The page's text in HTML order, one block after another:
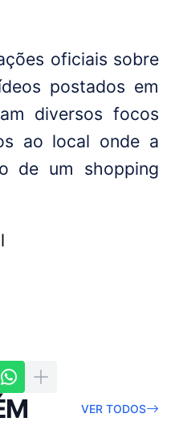
oficiais sobre
postados em
diversos focos
ao local onde a
de um shopping
VER TODOS